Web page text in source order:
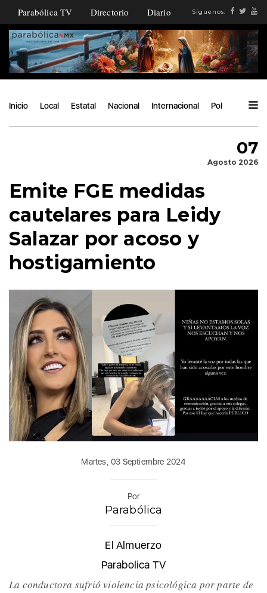
Parabólica TV Directorio Diario Síguenos:
Inicio Local Estatal Nacional Internacional Política
07
Agosto 2026
Emite FGE medidas
cautelares para Leidy
Salazar por acoso y
hostigamiento
Martes, 03 Septiembre 2024
Por
Parabólica
El Almuerzo
Parabolica TV
La conductora sufrió violencia psicológica por parte de